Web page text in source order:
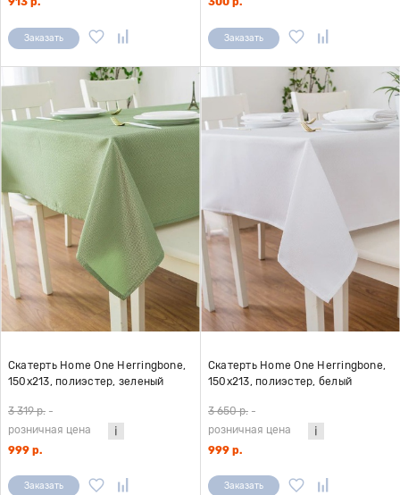
Заказать Заказать
Скатерть Home One Herringbone,
150х213, полиэстер, зеленый
3 319 р. -
розничная цена
999 р.
Заказать
Скатерть Home One Herringbone,
150х213, полиэстер, белый
3 650 р. -
розничная цена
999 р.
Заказать